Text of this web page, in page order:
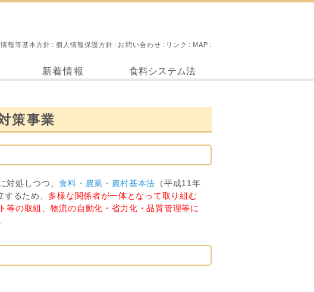
報等基本方針 個人情報保護方針 お問い合わせ リンク MAP
新着情報 食料システム法
策事業
対処しつつ、食料・農業・農村基本法 （平成11年
るため、 多様な関係者が一体となって取り組む
の取組、物流の自動化・省力化・品質管理等に